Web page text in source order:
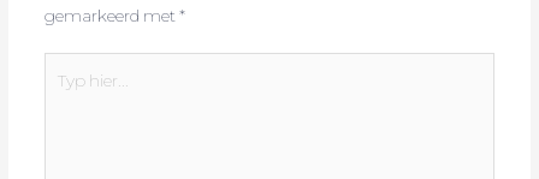
gemarkeerd met *
hier...